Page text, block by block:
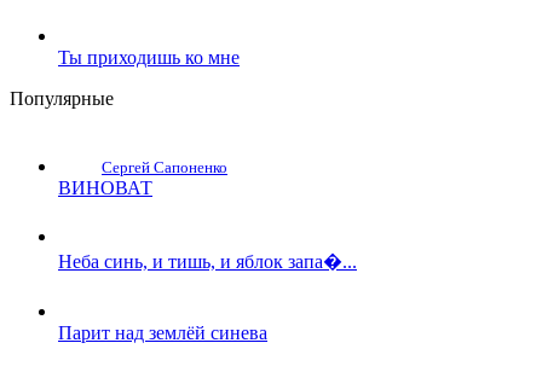
Ты приходишь ко мне
Популярные
Сергей Сапоненко
ВИНОВАТ
Неба синь, и тишь, и яблок запа�...
Парит над землёй синева